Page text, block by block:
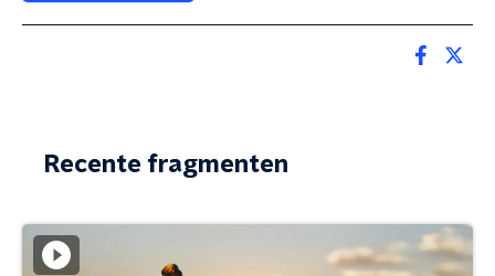
Recente fragmenten